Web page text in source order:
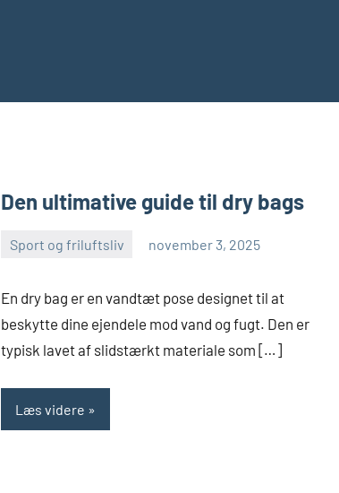
Den ultimative guide til dry bags
Sport og friluftsliv november 3, 2025
admin
En dry bag er en vandtæt pose designet til at
beskytte dine ejendele mod vand og fugt. Den er
typisk lavet af slidstærkt materiale som […]
Læs videre